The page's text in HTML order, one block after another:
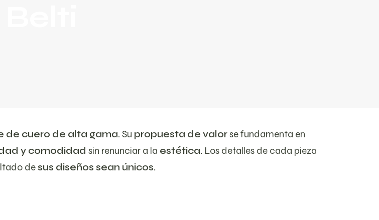
de cuero de alta gama.Su propuesta de valorse fundamenta en
y comodidad sin renunciar a la estética. Los detalles de cada pieza
desus diseños sean únicos.